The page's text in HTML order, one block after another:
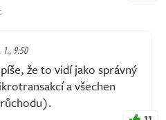
9:50
že to vidí jako správný
a všechen